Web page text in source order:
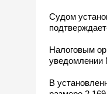
Судом
Налоговым
уведомлении
В